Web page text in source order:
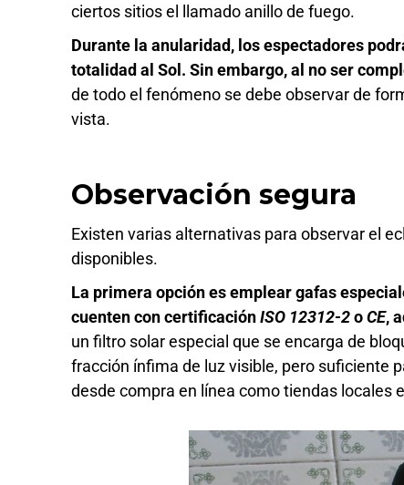
ciertos sitios el llamado anillo de fuego.
Durante la anularidad, los espectadores
totalidad al Sol. Sin embargo, al no ser
de todo el fenómeno se debe observar de
vista.
Observación segura
Existen varias alternativas para observar el
disponibles.
La primera opción es emplear gafas
cuenten con certificaciónISO 12312-2oCE,
un filtro solar especial que se encarga de
fracción ínfima de luz visible, pero suficiente
desde compra en línea como tiendas locales